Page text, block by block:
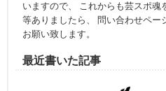
いますので、 これからも芸スポ魂
等ありましたら、 問い合わせペー
お願い致します。
最近書いた記事